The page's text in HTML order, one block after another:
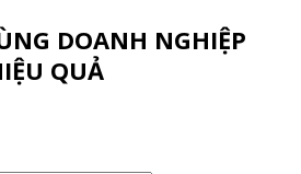
DOANH NGHIỆP
QUẢ